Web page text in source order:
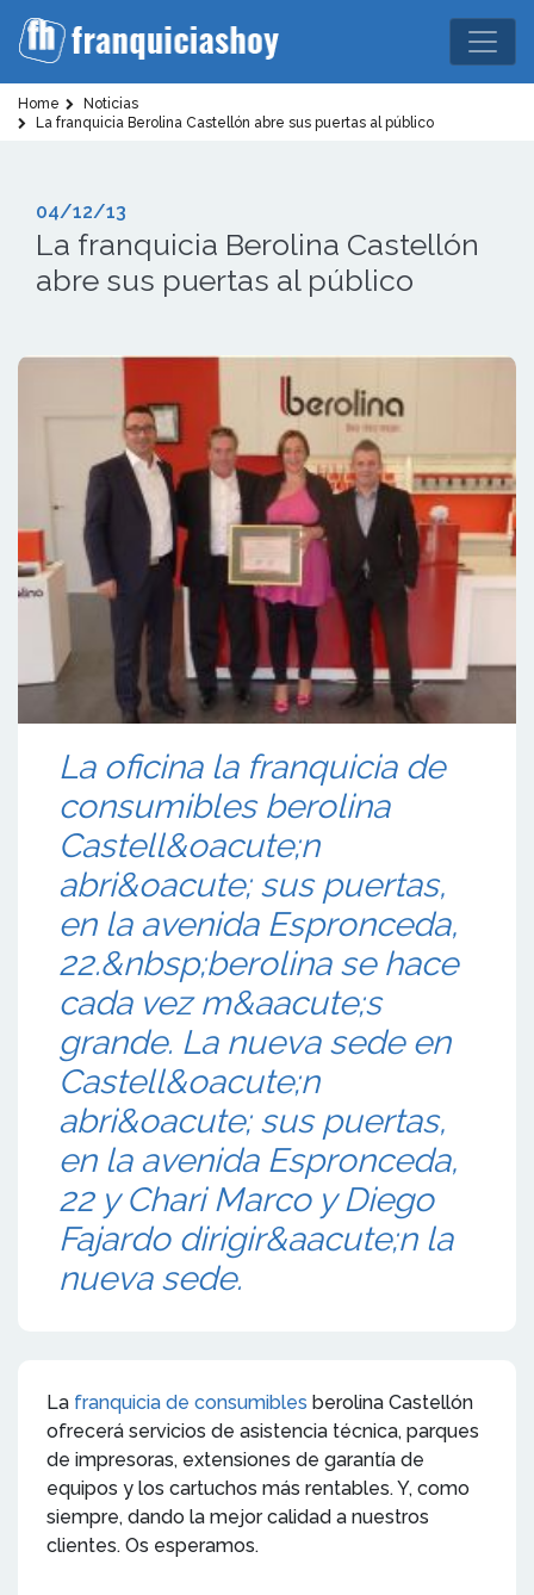
Home
Noticias
La franquicia Berolina Castellón abre sus puertas al público
04/12/13
La franquicia Berolina Castellón
abre sus puertas al público
La oficina la franquicia de
consumibles berolina
Castell&oacute;n
abri&oacute; sus puertas,
en la avenida Espronceda,
22.&nbsp;berolina se hace
cada vez m&aacute;s
grande. La nueva sede en
Castell&oacute;n
abri&oacute; sus puertas,
en la avenida Espronceda,
22 y Chari Marco y Diego
Fajardo dirigir&aacute;n la
nueva sede.
La franquicia de consumibles berolina Castellón
ofrecerá servicios de asistencia técnica, parques
de impresoras, extensiones de garantía de
equipos y los cartuchos más rentables. Y, como
siempre, dando la mejor calidad a nuestros
clientes. Os esperamos.